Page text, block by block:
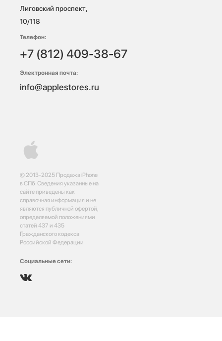
© 2013-2025 Продажа iPhone
в СПб. Сведения указанные на
сайте приведены как
справочная информация и не
являются публичной офертой,
определяемой положениями
статей 437 и 435
Гражданского кодекса
Российской Федерации
Социальные сети:
Лиговский проспект,
10/118
Телефон:
+7 (812) 409-38-67
Электронная почта:
info@applestores.ru